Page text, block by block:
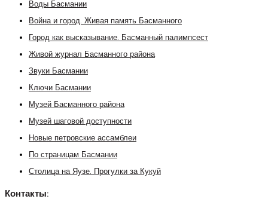
Воды Басмании
Война и город. Живая память Басманного
Город как высказывание. Басманный палимпсест
Живой журнал Басманного района
Звуки Басмании
Ключи Басмании
Музей Басманного района
Музей шаговой доступности
Новые петровские ассамблеи
По страницам Басмании
Столица на Яузе. Прогулки за Кукуй
Контакты: